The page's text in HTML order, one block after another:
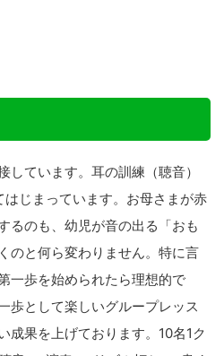
しています。耳の訓練（聴音）
じまっています。お母さまが赤
るのも、幼児が音の出る「おも
のと何ら変わりません。特に言
一歩を始められたら理想的で
歩として楽しいグループレッス
成果を上げております。10名1ク